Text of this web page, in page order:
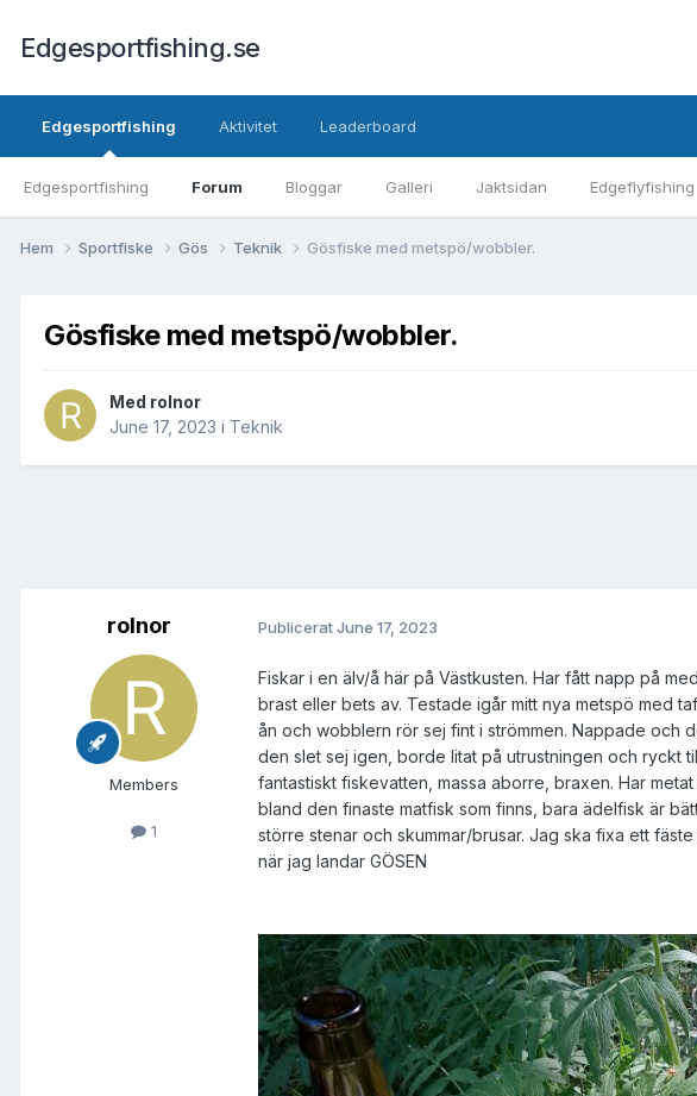
Edgesportfishing.se
Edgesportfishing
Edgesportfishing Forum Bloggar Galleri Jaktsidan Edgeflyfishing
Aktivitet Leaderboard
Hem Sportfiske Gös Teknik Gösfiske med metspö/wobbler.
Gösfiske med metspö/wobbler.
Med rolnor
June 17, 2023 i Teknik
rolnor
Members
1
PubliceratJune 17, 2023
Fiskar i en älv/å här på Västkusten. Har fått napp på
brast eller bets av. Testade igår mitt nya metspö med
ån och wobblern rör sej fint i strömmen. Nappade och
den slet sej igen, borde litat på utrustningen och ryckt
fantastiskt fiskevatten, massa aborre, braxen. Har
bland den finaste matfisk som finns, bara ädelfisk är
större stenar och skummar/brusar. Jag ska fixa ett
när jag landar GÖSEN